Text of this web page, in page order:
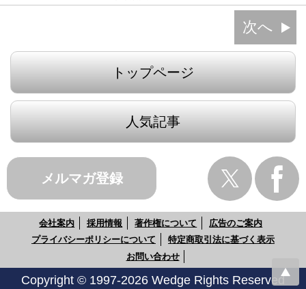
次へ
トップページ
人気記事
メルマガ登録
会社案内 採用情報 著作権について
広告のご案内
プライバシーポリシーについて
特定商取引法に基づく表示
お問い合わせ
Copyright © 1997-2026 Wedge Rights Reserved